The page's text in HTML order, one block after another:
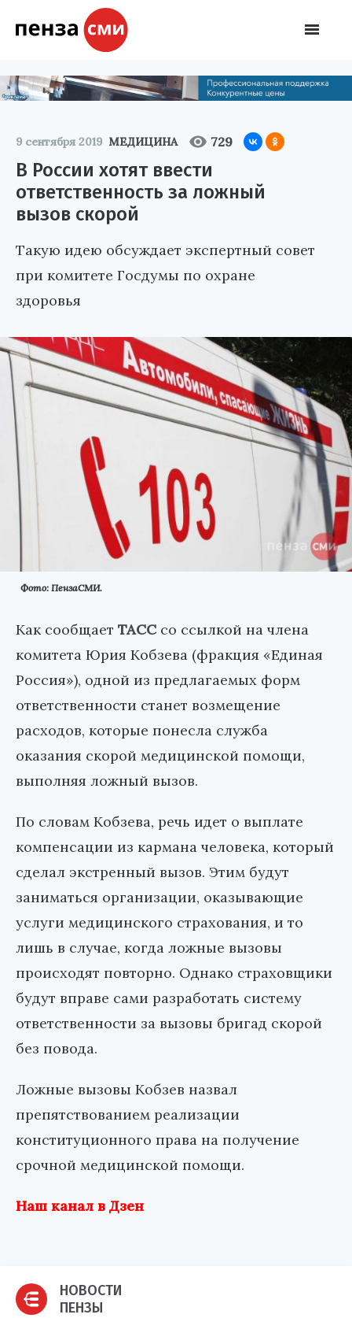
9 сентября 2019 МЕДИЦИНА 729
В России хотят ввести
ответственность за ложный
вызов скорой
Такую идею обсуждает экспертный совет
при комитете Госдумы по охране
здоровья
Фото: ПензаСМИ.
Как сообщает ТАССсо ссылкой на члена
комитета Юрия Кобзева (фракция «Единая
Россия»), одной из предлагаемых форм
ответственности станет возмещение
расходов, которые понесла служба
оказания скорой медицинской помощи,
выполняя ложный вызов.
По словам Кобзева, речь идет о выплате
компенсации из кармана человека, который
сделал экстренный вызов. Этим будут
заниматься организации, оказывающие
услуги медицинского страхования, и то
лишь в случае, когда ложные вызовы
происходят повторно. Однако страховщики
будут вправе сами разработать систему
ответственности за вызовы бригад скорой
без повода.
Ложные вызовы Кобзев назвал
препятствованием реализации
конституционного права на получение
срочной медицинской помощи.
Наш канал в Дзен
НОВОСТИ
ПЕНЗЫ